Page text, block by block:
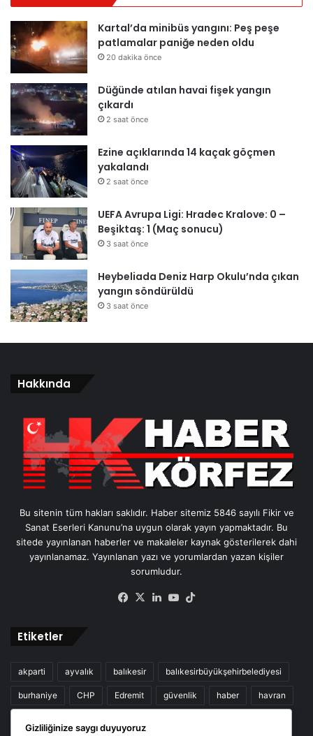
Kartal’da minibüs yangını: Peş peşe
patlamalar paniğe neden oldu
20 dakika önce
Düğünde atılan havai fişek yangın
çıkardı
2 saat önce
Ezine açıklarında 14 kaçak göçmen
yakalandı
2 saat önce
UEFA Avrupa Ligi: Hradec Kralove: 0 –
Beşiktaş: 1 (Maç sonucu)
3 saat önce
Heybeliada Deniz Harp Okulu’nda çıkan
yangın söndürüldü
3 saat önce
Hakkında
Bu sitenin tüm hakları saklıdır. Haber sitemiz 5846 sayılı Fikir ve
Sanat Eserleri Kanunu’na uygun olarak yayın yapmaktadır. Bu
sitede yayınlanan haberler ve makaleler kaynak gösterilerek dahi
yayınlanamaz. Yayınlanan yazı ve yorumlardan yazan kişiler
sorumludur.
Facebook
X LinkedInYouTube
Etiketler
akparti ayvalık balıkesir balıkesirbüyükşehirbelediyesi
burhaniye CHP Edremit güvenlik haber havran
Gizliliğinize saygı duyuyoruz